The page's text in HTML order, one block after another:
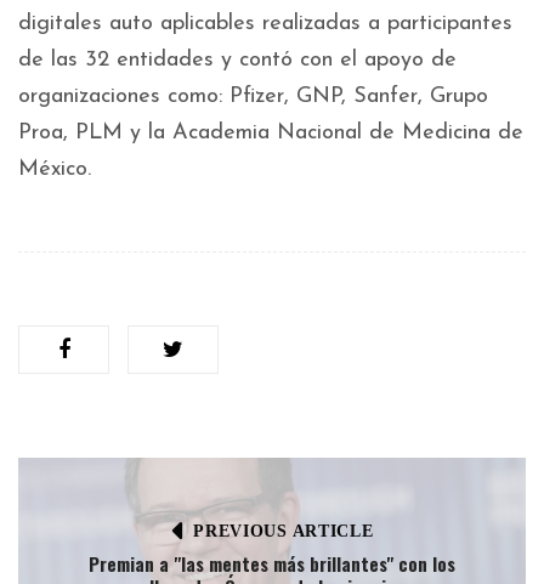
digitales auto aplicables realizadas a participantes
de las 32 entidades y contó con el apoyo de
organizaciones como: Pfizer, GNP, Sanfer, Grupo
Proa, PLM y la Academia Nacional de Medicina de
México.
PREVIOUS ARTICLE
Premian a "las mentes más brillantes" con los